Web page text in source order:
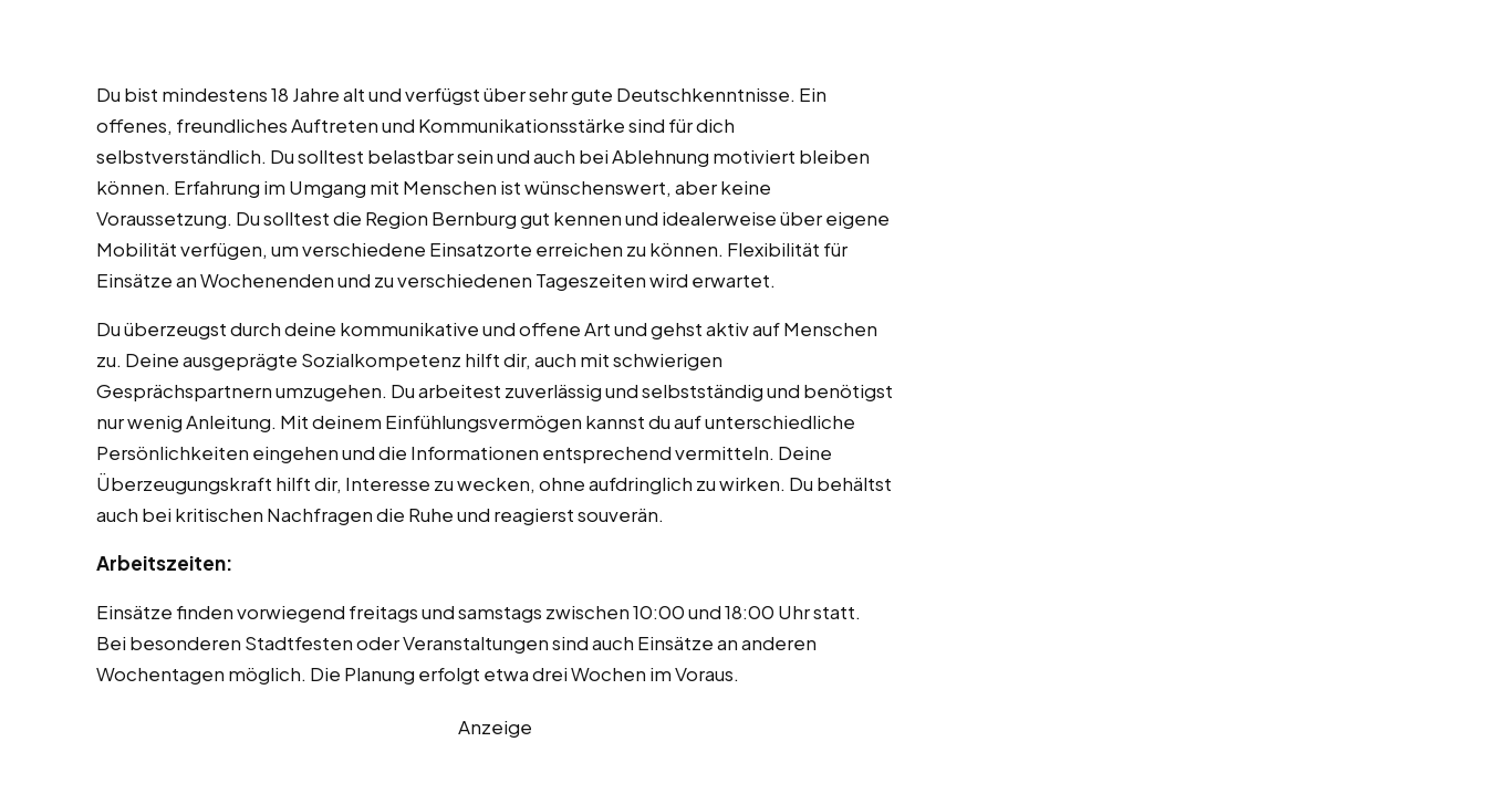
Du bist mindestens 18 Jahre alt und verfügst über sehr gute Deutschkenntnisse. Ein
offenes, freundliches Auftreten und Kommunikationsstärke sind für dich
selbstverständlich. Du solltest belastbar sein und auch bei Ablehnung motiviert bleiben
können. Erfahrung im Umgang mit Menschen ist wünschenswert, aber keine
Voraussetzung. Du solltest die Region Bernburg gut kennen und idealerweise über eigene
Mobilität verfügen, um verschiedene Einsatzorte erreichen zu können. Flexibilität für
Einsätze an Wochenenden und zu verschiedenen Tageszeiten wird erwartet.
Du überzeugst durch deine kommunikative und offene Art und gehst aktiv auf Menschen
zu. Deine ausgeprägte Sozialkompetenz hilft dir, auch mit schwierigen
Gesprächspartnern umzugehen. Du arbeitest zuverlässig und selbstständig und benötigst
nur wenig Anleitung. Mit deinem Einfühlungsvermögen kannst du auf unterschiedliche
Persönlichkeiten eingehen und die Informationen entsprechend vermitteln. Deine
Überzeugungskraft hilft dir, Interesse zu wecken, ohne aufdringlich zu wirken. Du behältst
auch bei kritischen Nachfragen die Ruhe und reagierst souverän.
Arbeitszeiten:
Einsätze finden vorwiegend freitags und samstags zwischen 10:00 und 18:00 Uhr statt.
Bei besonderen Stadtfesten oder Veranstaltungen sind auch Einsätze an anderen
Wochentagen möglich. Die Planung erfolgt etwa drei Wochen im Voraus.
Anzeige